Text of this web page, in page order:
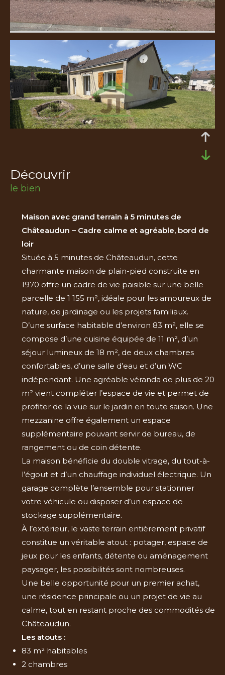
découvrir
le bien
Maison avec grand terrain à 5 minutes de
Châteaudun – Cadre calme et agréable, bord de
loir
Située à 5 minutes de Châteaudun, cette
charmante maison de plain-pied construite en
1970 offre un cadre de vie paisible sur une belle
parcelle de 1 155 m², idéale pour les amoureux de
nature, de jardinage ou les projets familiaux.
D’une surface habitable d’environ 83 m², elle se
compose d’une cuisine équipée de 11 m², d’un
séjour lumineux de 18 m², de deux chambres
confortables, d’une salle d’eau et d’un WC
indépendant. Une agréable véranda de plus de 20
m² vient compléter l’espace de vie et permet de
profiter de la vue sur le jardin en toute saison. Une
mezzanine offre également un espace
supplémentaire pouvant servir de bureau, de
rangement ou de coin détente.
La maison bénéficie du double vitrage, du tout-à-
l’égout et d’un chauffage individuel électrique. Un
garage complète l’ensemble pour stationner
votre véhicule ou disposer d’un espace de
stockage supplémentaire.
À l’extérieur, le vaste terrain entièrement privatif
constitue un véritable atout : potager, espace de
jeux pour les enfants, détente ou aménagement
paysager, les possibilités sont nombreuses.
Une belle opportunité pour un premier achat,
une résidence principale ou un projet de vie au
calme, tout en restant proche des commodités de
Châteaudun.
Les atouts :
83 m² habitables
2 chambres